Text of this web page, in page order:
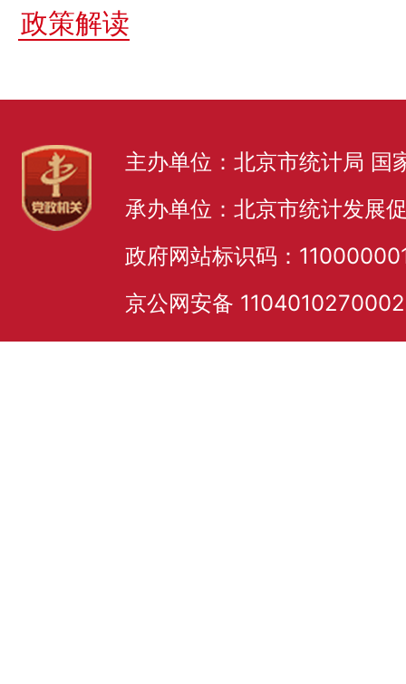
政策解读
主办单位：北京市统计局 国
承办单位：北京市统计发展
政府网站标识码：
京公网安备